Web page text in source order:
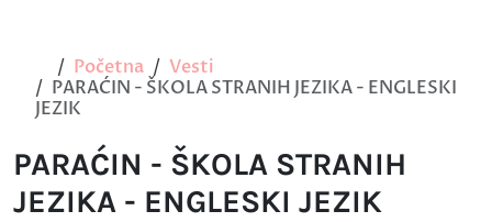
Početna
Vesti
PARAĆIN - ŠKOLA STRANIH JEZIKA - ENGLESKI
JEZIK
PARAĆIN - ŠKOLA STRANIH
JEZIKA - ENGLESKI JEZIK